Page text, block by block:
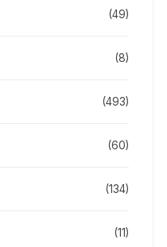
(49)
(8)
(493)
(60)
(134)
(11)